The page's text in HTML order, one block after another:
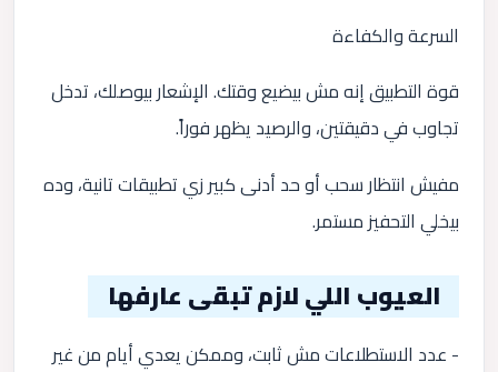
السرعة والكفاءة
قوة التطبيق إنه مش بيضيع وقتك. الإشعار بيوصلك، تدخل
تجاوب في دقيقتين، والرصيد يظهر فوراً.
مفيش انتظار سحب أو حد أدنى كبير زي تطبيقات تانية، وده
بيخلي التحفيز مستمر.
العيوب اللي لازم تبقى عارفها
- عدد الاستطلاعات مش ثابت، وممكن يعدي أيام من غير